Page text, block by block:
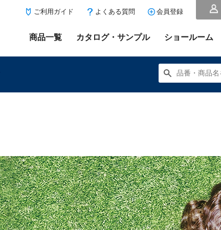
ご利用ガイド よくある質問 会員登録
商品一覧 カタログ・サンプル ショールーム